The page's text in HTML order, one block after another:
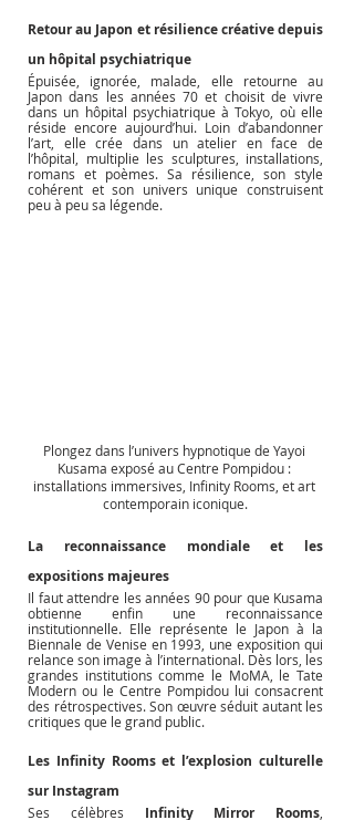
Retour au Japon et résilience créative depuis
un hôpital psychiatrique
Épuisée, ignorée, malade, elle retourne au
Japon dans les années 70 et choisit de vivre
dans un hôpital psychiatrique à Tokyo, où elle
réside encore aujourd’hui. Loin d’abandonner
l’art, elle crée dans un atelier en face de
l’hôpital, multiplie les sculptures, installations,
romans et poèmes. Sa résilience, son style
cohérent et son univers unique construisent
peu à peu sa légende.
Plongez dans l’univers hypnotique de Yayoi
Kusama exposé au Centre Pompidou :
installations immersives, Infinity Rooms, et art
contemporain iconique.
La reconnaissance mondiale et les
expositions majeures
Il faut attendre les années 90 pour que Kusama
obtienne enfin une reconnaissance
institutionnelle. Elle représente le Japon à la
Biennale de Venise en 1993, une exposition qui
relance son image à l’international. Dès lors, les
grandes institutions comme le MoMA, le Tate
Modern ou le Centre Pompidou lui consacrent
des rétrospectives. Son œuvre séduit autant les
critiques que le grand public.
Les Infinity Rooms et l’explosion culturelle
sur Instagram
Ses célèbres Infinity Mirror Rooms